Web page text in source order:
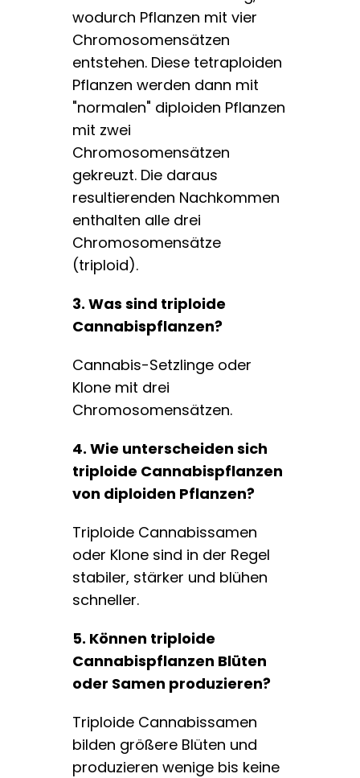
wodurch Pflanzen mit vier
Chromosomensätzen
entstehen. Diese tetraploiden
Pflanzen werden dann mit
"normalen" diploiden Pflanzen
mit zwei
Chromosomensätzen
gekreuzt. Die daraus
resultierenden Nachkommen
enthalten alle drei
Chromosomensätze
(triploid).
3. Was sind triploide
Cannabispflanzen?
Cannabis-Setzlinge oder
Klone mit drei
Chromosomensätzen.
4. Wie unterscheiden sich
triploide Cannabispflanzen
von diploiden Pflanzen?
Triploide Cannabissamen
oder Klone sind in der Regel
stabiler, stärker und blühen
schneller.
5. Können triploide
Cannabispflanzen Blüten
oder Samen produzieren?
Triploide Cannabissamen
bilden größere Blüten und
produzieren wenige bis keine